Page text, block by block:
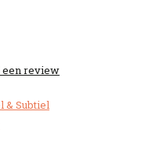
een review
& Subtiel